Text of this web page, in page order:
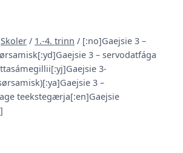
Skoler / 1.-4. trinn / [:no]Gaejsie 3 –
3 – servodatfága
3-
3 –
teekstegærja[:en]Gaejsie